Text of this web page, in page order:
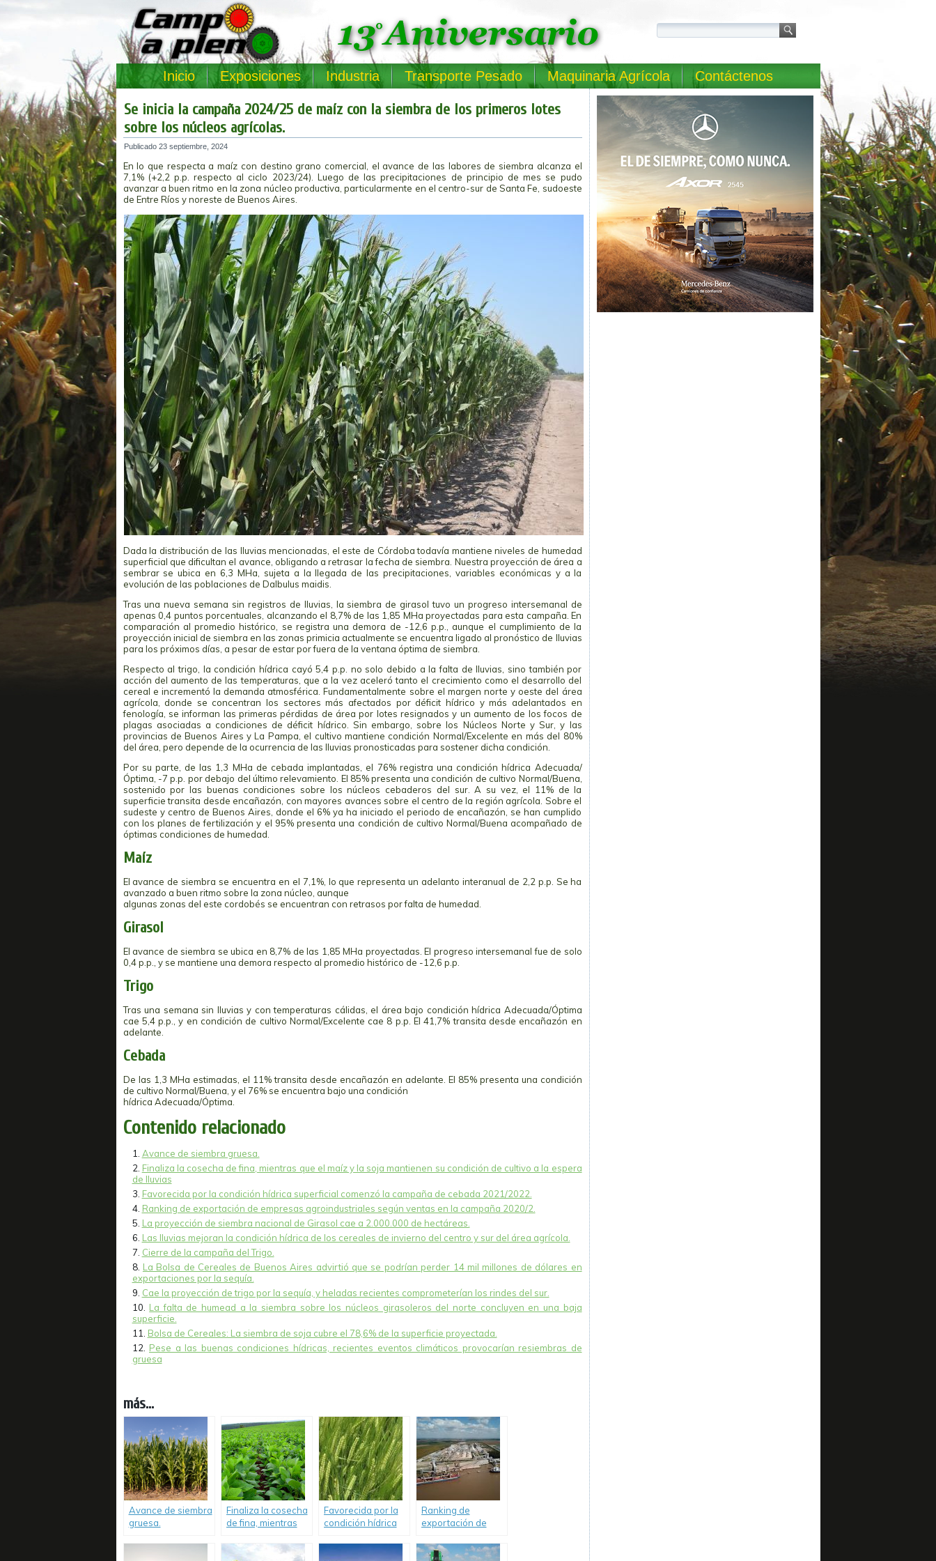
Inicio Exposiciones Industria Transporte Pesado Maquinaria Agrícola Contáctenos
Se inicia la campaña 2024/25 de maíz con la siembra de los primeros lotes
sobre los núcleos agrícolas.
Publicado 23 septiembre, 2024
En lo que respecta a maíz con destino grano comercial, el avance de las labores de siembra alcanza el
7,1% (+2,2 p.p. respecto al ciclo 2023/24). Luego de las precipitaciones de principio de mes se pudo
avanzar a buen ritmo en la zona núcleo productiva, particularmente en el centro-sur de Santa Fe, sudoeste
de Entre Ríos y noreste de Buenos Aires.
Dada la distribución de las lluvias mencionadas, el este de Córdoba todavía mantiene niveles de humedad
superficial que dificultan el avance, obligando a retrasar la fecha de siembra. Nuestra proyección de área a
sembrar se ubica en 6,3 MHa, sujeta a la llegada de las precipitaciones, variables económicas y a la
evolución de las poblaciones de Dalbulus maidis.
Tras una nueva semana sin registros de lluvias, la siembra de girasol tuvo un progreso intersemanal de
apenas 0,4 puntos porcentuales, alcanzando el 8,7% de las 1,85 MHa proyectadas para esta campaña. En
comparación al promedio histórico, se registra una demora de -12,6 p.p., aunque el cumplimiento de la
proyección inicial de siembra en las zonas primicia actualmente se encuentra ligado al pronóstico de lluvias
para los próximos días, a pesar de estar por fuera de la ventana óptima de siembra.
Respecto al trigo, la condición hídrica cayó 5,4 p.p. no solo debido a la falta de lluvias, sino también por
acción del aumento de las temperaturas, que a la vez aceleró tanto el crecimiento como el desarrollo del
cereal e incrementó la demanda atmosférica. Fundamentalmente sobre el margen norte y oeste del área
agrícola, donde se concentran los sectores más afectados por déficit hídrico y más adelantados en
fenología, se informan las primeras pérdidas de área por lotes resignados y un aumento de los focos de
plagas asociadas a condiciones de déficit hídrico. Sin embargo, sobre los Núcleos Norte y Sur, y las
provincias de Buenos Aires y La Pampa, el cultivo mantiene condición Normal/Excelente en más del 80%
del área, pero depende de la ocurrencia de las lluvias pronosticadas para sostener dicha condición.
Por su parte, de las 1,3 MHa de cebada implantadas, el 76% registra una condición hídrica Adecuada/
Óptima, -7 p.p. por debajo del último relevamiento. El 85% presenta una condición de cultivo Normal/Buena,
sostenido por las buenas condiciones sobre los núcleos cebaderos del sur. A su vez, el 11% de la
superficie transita desde encañazón, con mayores avances sobre el centro de la región agrícola. Sobre el
sudeste y centro de Buenos Aires, donde el 6% ya ha iniciado el periodo de encañazón, se han cumplido
con los planes de fertilización y el 95% presenta una condición de cultivo Normal/Buena acompañado de
óptimas condiciones de humedad.
Maíz
El avance de siembra se encuentra en el 7,1%, lo que representa un adelanto interanual de 2,2 p.p. Se ha
avanzado a buen ritmo sobre la zona núcleo, aunque
algunas zonas del este cordobés se encuentran con retrasos por falta de humedad.
Girasol
El avance de siembra se ubica en 8,7% de las 1,85 MHa proyectadas. El progreso intersemanal fue de solo
0,4 p.p., y se mantiene una demora respecto al promedio histórico de -12,6 p.p.
Trigo
Tras una semana sin lluvias y con temperaturas cálidas, el área bajo condición hídrica Adecuada/Óptima
cae 5,4 p.p., y en condición de cultivo Normal/Excelente cae 8 p.p. El 41,7% transita desde encañazón en
adelante.
Cebada
De las 1,3 MHa estimadas, el 11% transita desde encañazón en adelante. El 85% presenta una condición
de cultivo Normal/Buena, y el 76% se encuentra bajo una condición
hídrica Adecuada/Óptima.
Contenido relacionado
Avance de siembra gruesa.
Finaliza la cosecha de fina, mientras que el maíz y la soja mantienen su condición de cultivo a la espera
de lluvias
Favorecida por la condición hídrica superficial comenzó la campaña de cebada 2021/2022.
Ranking de exportación de empresas agroindustriales según ventas en la campaña 2020/2.
La proyección de siembra nacional de Girasol cae a 2.000.000 de hectáreas.
Las lluvias mejoran la condición hídrica de los cereales de invierno del centro y sur del área agrícola.
Cierre de la campaña del Trigo.
La Bolsa de Cereales de Buenos Aires advirtió que se podrían perder 14 mil millones de dólares en
exportaciones por la sequía.
Cae la proyección de trigo por la sequía, y heladas recientes comprometerían los rindes del sur.
La falta de humead a la siembra sobre los núcleos girasoleros del norte concluyen en una baja
superficie.
Bolsa de Cereales: La siembra de soja cubre el 78,6% de la superficie proyectada.
Pese a las buenas condiciones hídricas, recientes eventos climáticos provocarían resiembras de
gruesa
más...
Avance de siembra
gruesa.
Finaliza la cosecha
de fina, mientras
soja mantienen su
Favorecida por la
condición hídrica
comenzó la
Ranking de
exportación de
agroindustriales